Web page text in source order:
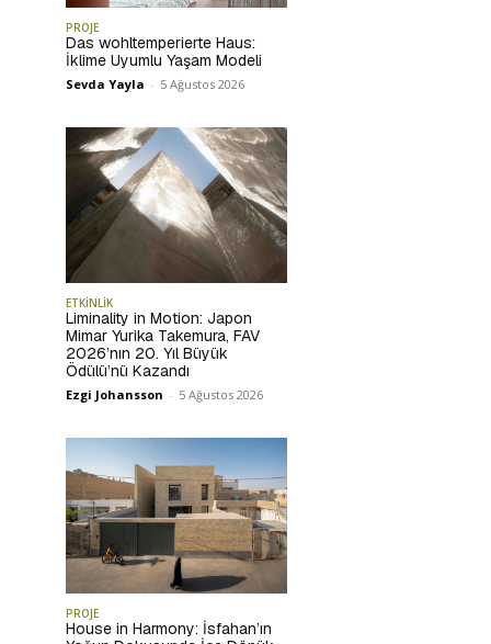
PROJE
Das wohltemperierte Haus:
İklime Uyumlu Yaşam Modeli
Sevda Yayla - 5 Ağustos 2026
ETKİNLİK
Liminality in Motion: Japon
Mimar Yurika Takemura, FAV
2026’nın 20. Yıl Büyük
Ödülü’nü Kazandı
Ezgi Johansson - 5 Ağustos 2026
PROJE
House in Harmony: İsfahan’ın